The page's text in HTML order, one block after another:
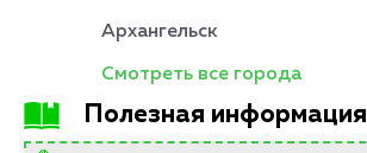
Архангельск
Смотреть все города
Полезная информация